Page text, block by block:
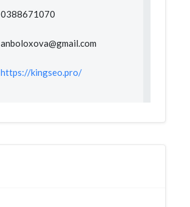
0388671070
anboloxova@gmail.com
https://kingseo.pro/